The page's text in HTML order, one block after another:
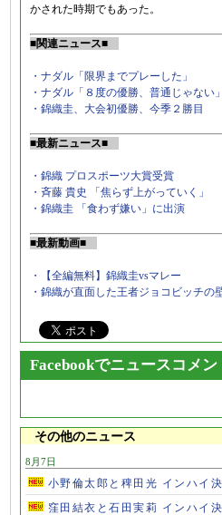
かされた時期でもあった。
■関連ニュース■
・ナダル「限界までプレーした」
・ナダル「８度の優勝、普通じゃない」
・錦織圭、大会初優勝、今季２勝目
■最新ニュース■
・錦織 プロスポーツ大賞受賞
・斉藤 貴史 「焦らず上がっていく」
・錦織圭 「食わず嫌い」に出演
■最新動画■
・【全編無料】錦織圭vsマレー
・錦織が直面した王者ジョコビッチの
Facebookでニュースコメ
その他のニュース
8月7日
小野倫太郎と稗田光 インハイ
窪田結衣と石田実莉 インハイ